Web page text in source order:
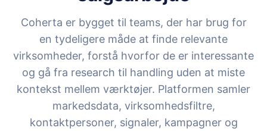
Coherta er bygget til teams, der har brug for
en tydeligere måde at finde relevante
virksomheder, forstå hvorfor de er interessante
og gå fra research til handling uden at miste
kontekst mellem værktøjer. Platformen samler
markedsdata, virksomhedsfiltre,
kontaktpersoner, signaler, kampagner og